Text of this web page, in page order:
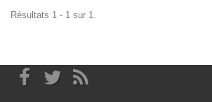
Résultats 1 - 1 sur 1.